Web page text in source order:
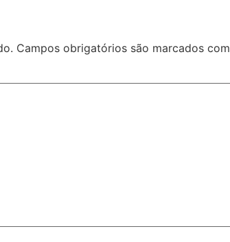
Campos obrigatórios são marcados com